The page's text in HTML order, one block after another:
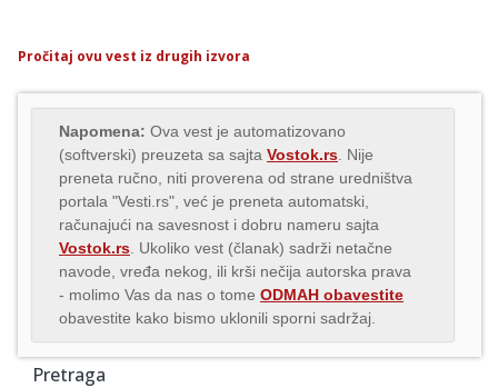
Pročitaj ovu vest iz drugih izvora
Napomena: Ova vest je automatizovano
(softverski) preuzeta sa sajta Vostok.rs . Nije
preneta ručno, niti proverena od strane uredništva
portala "Vesti.rs", već je preneta automatski,
računajući na savesnost i dobru nameru sajta
Vostok.rs . Ukoliko vest (članak) sadrži netačne
navode, vređa nekog, ili krši nečija autorska prava
- molimo Vas da nas o tome ODMAH obavestite
obavestite kako bismo uklonili sporni sadržaj.
Pretraga